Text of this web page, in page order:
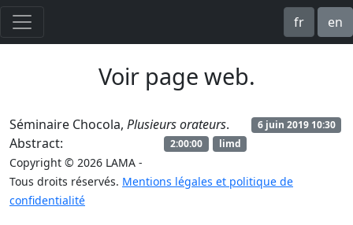
fr en
Voir page web.
Séminaire Chocola, Plusieurs orateurs.
6 juin 2019 10:30
limd
2:00:00
Abstract:
Copyright © 2026 LAMA -
Tous droits réservés. Mentions légales et politique de
confidentialité